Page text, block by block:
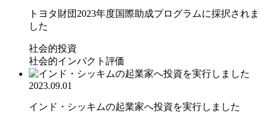
トヨタ財団2023年度国際助成プログラムに採択されま
した
社会的投資
社会的インパクト評価
2023.09.01
インド・シッキムの起業家へ投資を実行しました